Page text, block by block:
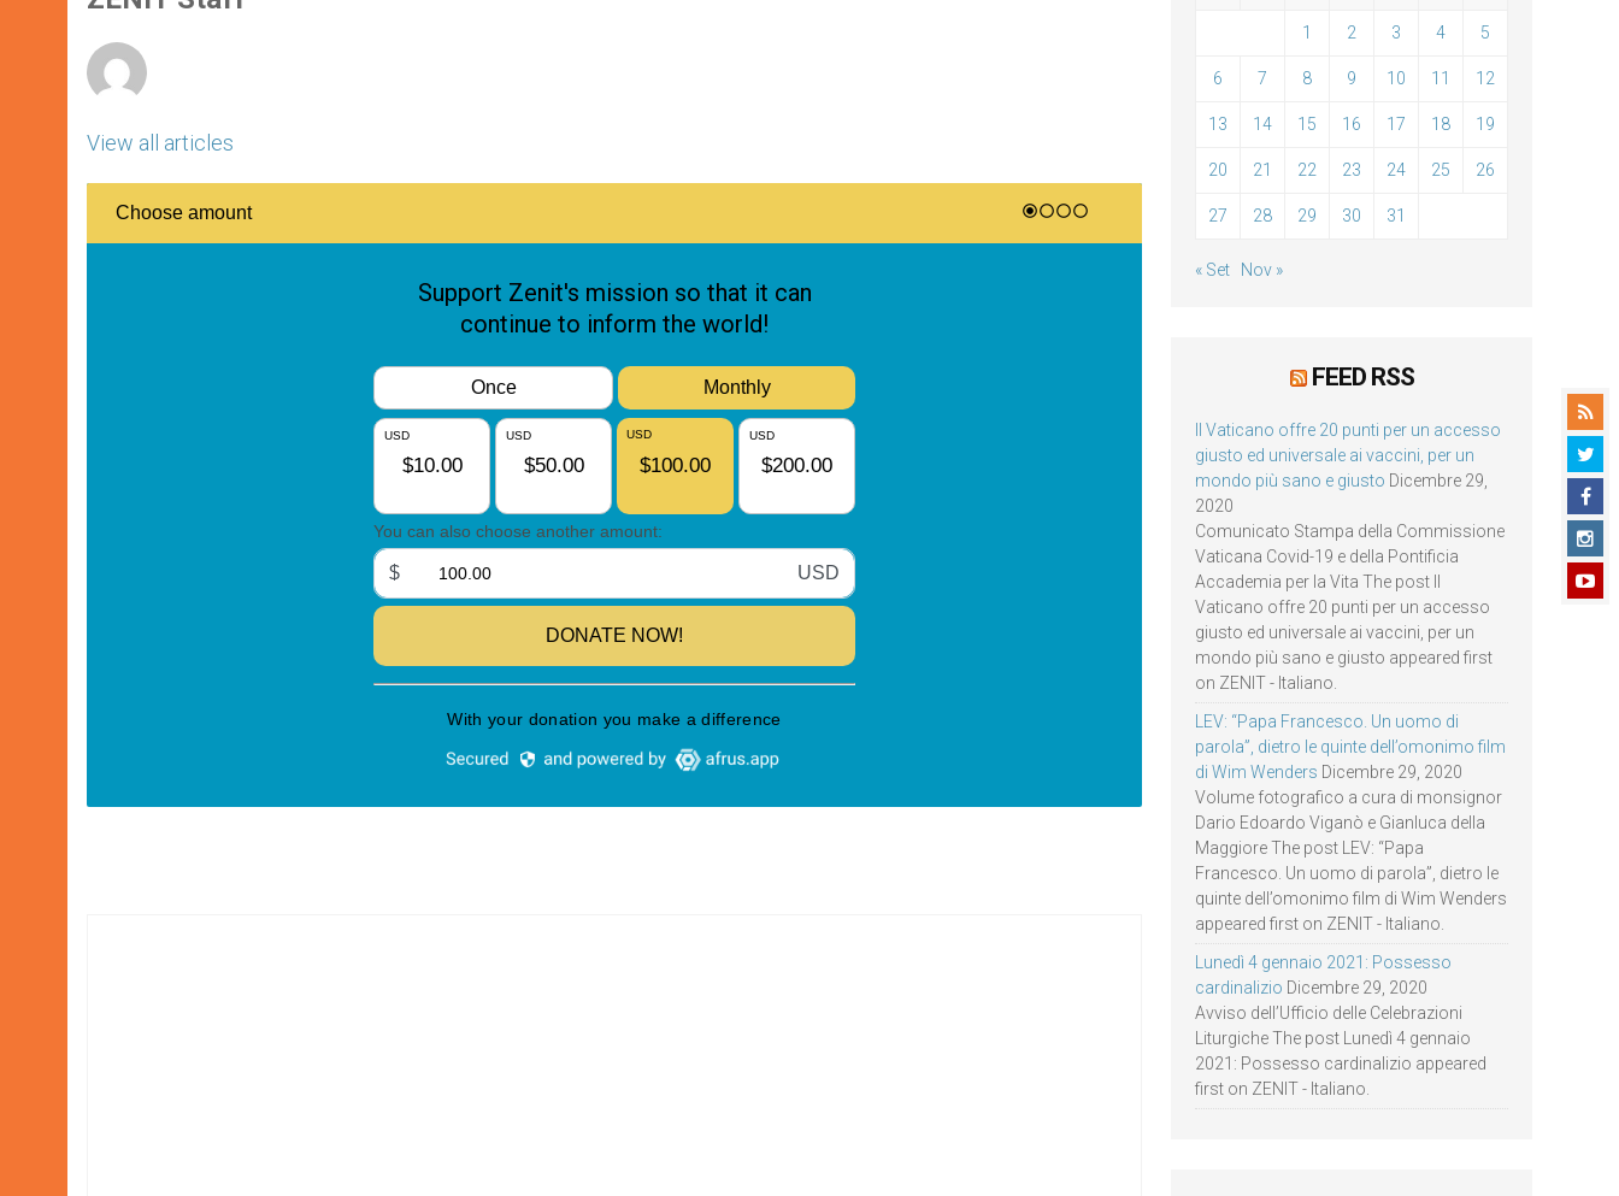
p e k
View all articles
1 2 3 4 5
6 7 8 9 10 11 12
13 14 15 16 17 18 19
20 21 22 23 24 25 26
27 28 29 30 31
« Set Nov »
FEED RSS
Il Vaticano offre 20 punti per un accesso
giusto ed universale ai vaccini, per un
mondo più sano e giusto Dicembre 29,
2020
Comunicato Stampa della Commissione
Vaticana Covid-19 e della Pontificia
Accademia per la Vita The post Il
Vaticano offre 20 punti per un accesso
giusto ed universale ai vaccini, per un
mondo più sano e giusto appeared first
on ZENIT - Italiano.
LEV: “Papa Francesco. Un uomo di
parola”, dietro le quinte dell’omonimo film
di Wim Wenders Dicembre 29, 2020
Volume fotografico a cura di monsignor
Dario Edoardo Viganò e Gianluca della
Maggiore The post LEV: “Papa
Francesco. Un uomo di parola”, dietro le
quinte dell’omonimo film di Wim Wenders
appeared first on ZENIT - Italiano.
Lunedì 4 gennaio 2021: Possesso
cardinalizio Dicembre 29, 2020
Avviso dell’Ufficio delle Celebrazioni
Liturgiche The post Lunedì 4 gennaio
2021: Possesso cardinalizio appeared
first on ZENIT - Italiano.